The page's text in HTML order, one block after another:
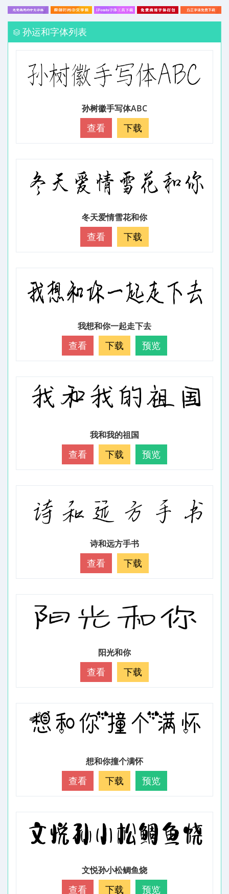
孙运和字体列表
孙树徽手写体ABC
查看 下载
冬天爱情雪花和你
查看 下载
我想和你一起走下去
查看 下载 预览
我和我的祖国
查看 下载 预览
诗和远方手书
查看 下载
阳光和你
查看 下载
想和你撞个满怀
查看 下载 预览
文悦孙小松鲷鱼烧
查看 下载 预览